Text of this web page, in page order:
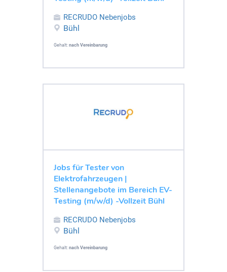
RECRUDO Nebenjobs
Bühl
Gehalt: nach Vereinbarung
Jobs für Tester von
Elektrofahrzeugen |
Stellenangebote im Bereich EV-
Testing (m/w/d) -Vollzeit Bühl
RECRUDO Nebenjobs
Bühl
Gehalt: nach Vereinbarung